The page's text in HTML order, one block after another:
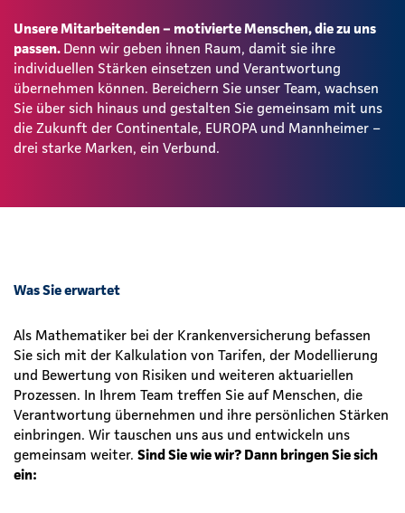
Unsere Mitarbeitenden – motivierte Menschen, die zu uns
passen. Denn wir geben ihnen Raum, damit sie ihre
individuellen Stärken einsetzen und Verantwortung
übernehmen können. Bereichern Sie unser Team, wachsen
Sie über sich hinaus und gestalten Sie gemeinsam mit uns
die Zukunft der Continentale, EUROPA und Mannheimer –
drei starke Marken, ein Verbund.
Was Sie erwartet
Als Mathematiker bei der Krankenversicherung befassen
Sie sich mit der Kalkulation von Tarifen, der Modellierung
und Bewertung von Risiken und weiteren aktuariellen
Prozessen. In Ihrem Team treffen Sie auf Menschen, die
Verantwortung übernehmen und ihre persönlichen Stärken
einbringen. Wir tauschen uns aus und entwickeln uns
gemeinsam weiter. Sind Sie wie wir? Dann bringen Sie sich
ein: